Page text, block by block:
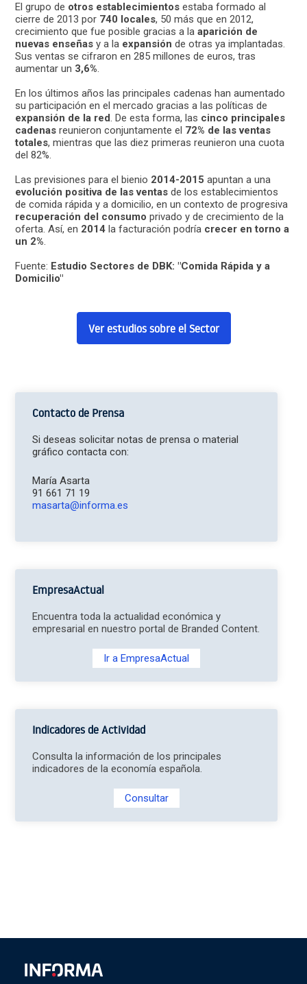
El grupo de otros establecimientos estaba formado al
cierre de 2013 por 740 locales, 50 más que en 2012,
crecimiento que fue posible gracias a laaparición de
nuevas enseñas y a la expansión de otras ya implantadas.
Sus ventas se cifraron en 285 millones de euros, tras
aumentar un 3,6%.
En los últimos años las principales cadenas han aumentado
su participación en el mercado gracias a las políticas de
expansión de la red. De esta forma, las cinco principales
cadenas reunieron conjuntamente el 72% de las ventas
totales, mientras que las diez primeras reunieron una cuota
del 82%.
Las previsiones para el bienio 2014-2015 apuntan a una
evolución positiva de las ventas de los establecimientos
de comida rápida y a domicilio, en un contexto de progresiva
recuperación del consumo privado y de crecimiento de la
oferta. Así, en 2014 la facturación podría crecer en torno a
un 2%.
Fuente: Estudio Sectores de DBK: "Comida Rápida y a
Domicilio"
Ver estudios sobre el Sector
Contacto de Prensa
Si deseas solicitar notas de prensa o material
gráfico contacta con:
María Asarta
91 661 71 19
masarta@informa.es
EmpresaActual
Encuentra toda la actualidad económica y
empresarial en nuestro portal de Branded Content.
Ir a EmpresaActual
Indicadores de Actividad
Consulta la información de los principales
indicadores de la economía española.
Consultar